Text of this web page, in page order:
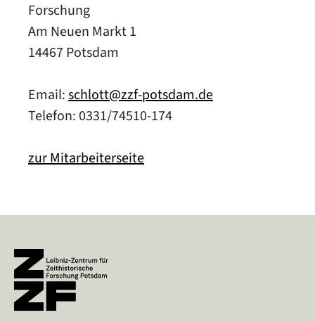
Forschung
Am Neuen Markt 1
14467 Potsdam
Email:schlott@zzf-potsdam.de
Telefon: 0331/74510-174
zur Mitarbeiterseite